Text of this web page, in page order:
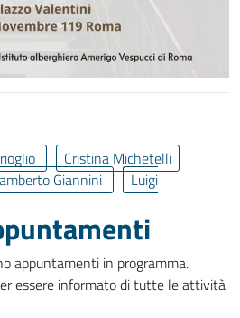
Cristina Michetelli
Giannini
Luigi
appuntamenti in programma.
essere informato di tutte le attività